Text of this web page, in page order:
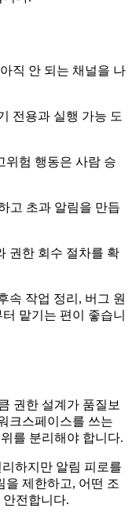
직 안 되는 채널을 나
전용과 실행 가능 도
위험 행동은 사람 승
고 초과 알림을 만듭
권한 회수 절차를 확
속 작업 정리, 버그 원
맡기는 편이 좋습니
권한 설계가 품질보
크스페이스를 쓰는
를 분리해야 합니다.
하지만 알림 피로를
을 제한하고, 어떤 조
전합니다.